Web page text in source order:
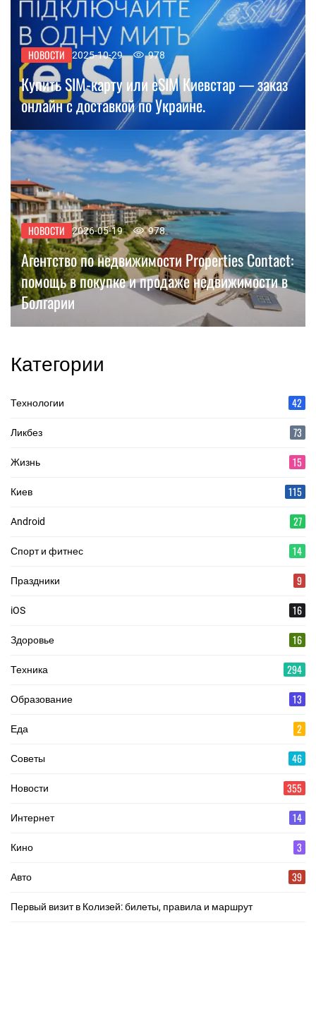
НОВОСТИ 2025-10-29 978
Купить SIM-карту или eSIM Киевстар — заказ
онлайн с доставкой по Украине.
НОВОСТИ 2026-05-19 978
Агентство по недвижимости Properties Contact:
помощь в покупке и продаже недвижимости в
Болгарии
Категории
Технологии 42
Ликбез 73
Жизнь 15
Киев 115
Android 27
Спорт и фитнес 14
Праздники 9
iOS 16
Здоровье 16
Техника 294
Образование 13
Еда 2
Советы 46
Новости 355
Интернет 14
Кино 3
Авто 39
Первый визит в Колизей: билеты, правила и маршрут